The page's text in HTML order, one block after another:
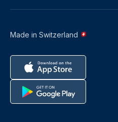
Made in Switzerland